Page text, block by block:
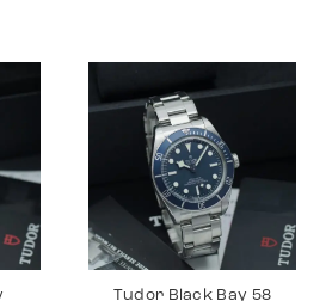
Tudor Black Bay 58